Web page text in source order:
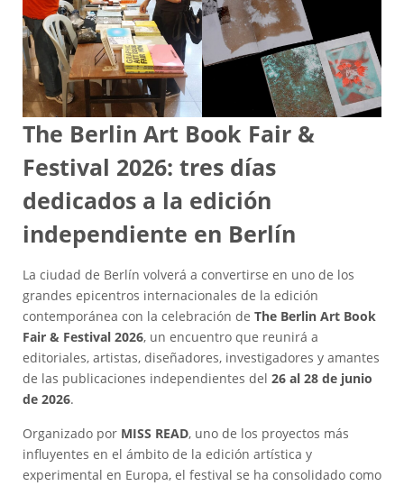
The Berlin Art Book Fair &
Festival 2026: tres días
dedicados a la edición
independiente en Berlín
La ciudad de Berlín volverá a convertirse en uno de los
grandes epicentros internacionales de la edición
contemporánea con la celebración de The Berlin Art Book
Fair & Festival 2026, un encuentro que reunirá a
editoriales, artistas, diseñadores, investigadores y amantes
de las publicaciones independientes del 26 al 28 de junio
de 2026.
Organizado por MISS READ, uno de los proyectos más
influyentes en el ámbito de la edición artística y
experimental en Europa, el festival se ha consolidado como